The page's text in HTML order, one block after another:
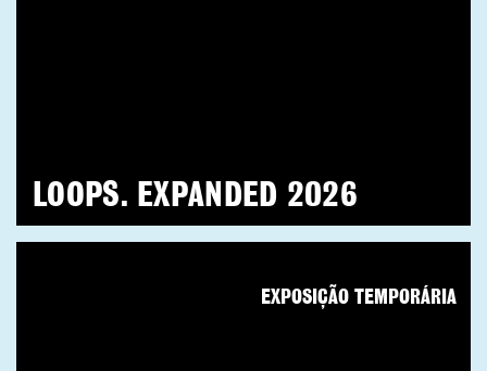
LOOPS. EXPANDED 2026
EXPOSIÇÃO TEMPORÁRIA